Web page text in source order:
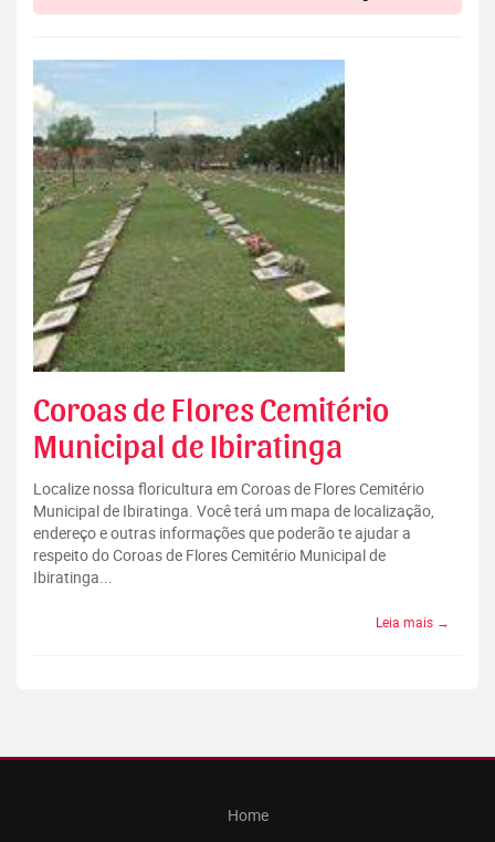
Coroas de Flores Cemitério
Municipal de Ibiratinga
Localize nossa floricultura em Coroas de Flores Cemitério
Municipal de Ibiratinga. Você terá um mapa de localização,
endereço e outras informações que poderão te ajudar a
respeito do Coroas de Flores Cemitério Municipal de
Ibiratinga...
Leia mais →
Home